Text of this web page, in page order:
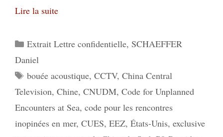
Lire la suite
Catégories
Extrait Lettre confidentielle, SCHAEFFER
Daniel
Étiquettes
bouée acoustique, CCTV, China Central
Television, Chine, CNUDM, Code for Unplanned
Encounters at Sea, code pour les rencontres
inopinées en mer, CUES, EEZ, États-Unis, exclusive